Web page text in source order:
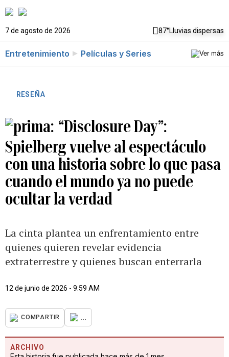
7 de agosto de 2026 87°Lluvias dispersas
Entretenimiento Películas y Series
RESEÑA
“Disclosure Day”:
Spielberg vuelve al espectáculo
con una historia sobre lo que pasa
cuando el mundo ya no puede
ocultar la verdad
La cinta plantea un enfrentamiento entre
quienes quieren revelar evidencia
extraterrestre y quienes buscan enterrarla
12 de junio de 2026 - 9:59 AM
COMPARTIR ...
ARCHIVO